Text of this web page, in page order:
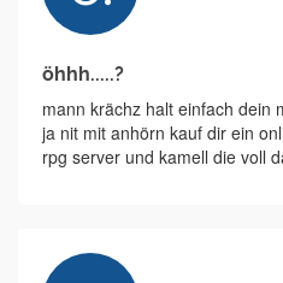
öhhh.....?
mann krächz halt einfach dein
ja nit mit anhörn kauf dir ein
rpg server und kamell die voll